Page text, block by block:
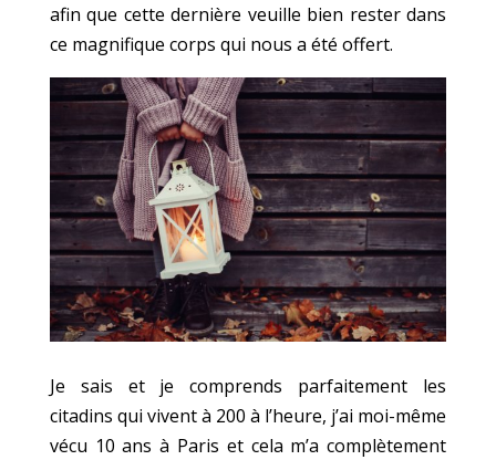
afin que cette dernière veuille bien rester dans
ce magnifique corps qui nous a été offert.
Je sais et je comprends parfaitement les
citadins qui vivent à 200 à l’heure, j’ai moi-même
vécu 10 ans à Paris et cela m’a complètement